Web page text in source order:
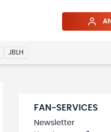
JBLH
FAN-SERVICES
Newsletter